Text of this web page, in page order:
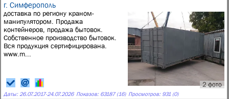
г. Симферополь
2 фото
доставка по региону краном-
манипулятором. Продажа
контейнеров, продажа бытовок.
Собственное производство бытовок.
Вся продукция сертифицирована.
www.m...
Даты: 26.07.2017-24.07.2026 Показов: 63187 (16) Просмотров: 931 (0)